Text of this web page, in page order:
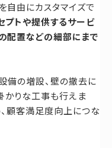
自由にカスタマイズで
プトや提供するサービ
配置などの細部にまで
備の増設、壁の撤去に
りな工事も行えま
、顧客満足度向上につな